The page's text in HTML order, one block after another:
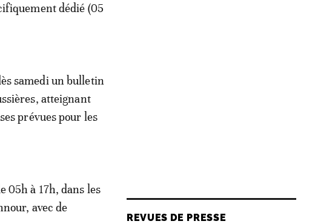
dédié (05
samedi un bulletin
atteignant
prévues pour les
05h à 17h, dans les
avec de
REVUES DE PRESSE